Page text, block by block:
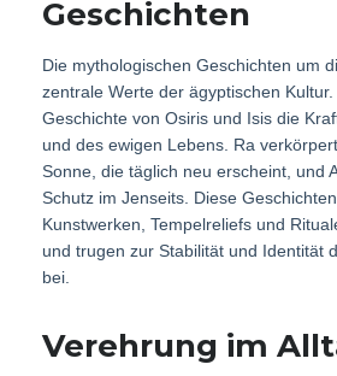
Geschichten
Die mythologischen Geschichten um
zentrale Werte der ägyptischen
Geschichte von Osiris und Isis die
und des ewigen Lebens. Ra
Sonne, die täglich neu erscheint, und
Schutz im Jenseits. Diese
Kunstwerken, Tempelreliefs und
und trugen zur Stabilität und Identität
bei.
Verehrung im